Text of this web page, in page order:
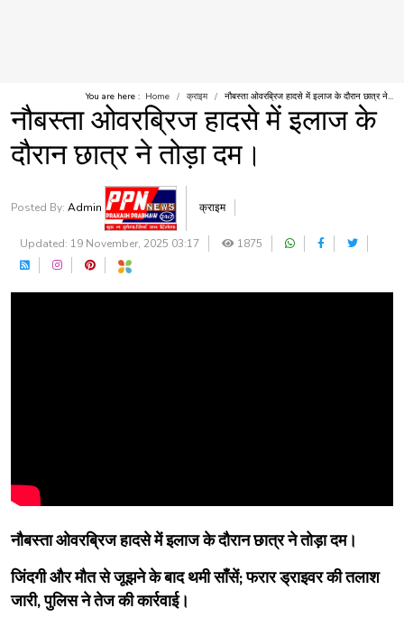
You are here : Home क्राइम नौबस्ता ओवरब्रिज हादसे में इलाज के दौरान छात्र ने...
नौबस्ता ओवरब्रिज हादसे में इलाज के
दौरान छात्र ने तोड़ा दम।
Posted By: Admin क्राइम
Updated: 19 November, 2025 03:17 1875
नौबस्ता ओवरब्रिज हादसे में इलाज के दौरान छात्र ने तोड़ा दम।
​जिंदगी और मौत से जूझने के बाद थमी साँसें; फरार ड्राइवर की तलाश
जारी, पुलिस ने तेज की कार्रवाई।